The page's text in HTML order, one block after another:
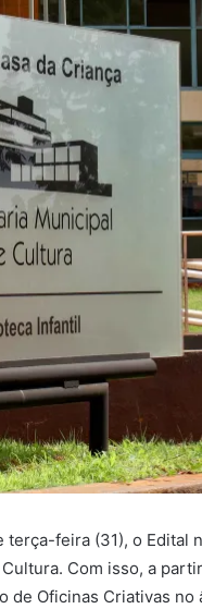
terça-feira (31), o Edital
Com isso, a
Oficinas Criativas